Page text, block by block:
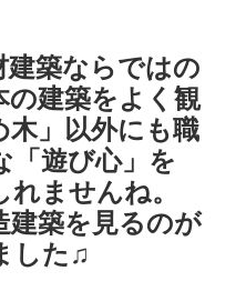
建築ならではの
の建築をよく観
」以外にも職
「遊び心」を
ませんね。
建築を見るのが
した♫